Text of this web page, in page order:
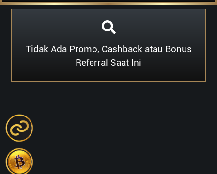
Tidak Ada Promo, Cashback atau Bonus
Referral Saat Ini